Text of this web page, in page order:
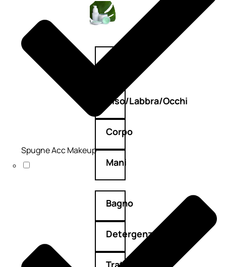
Viso/Labbra/Occhi
Corpo
Mani
Bagno
Detergenza
Spugne Acc Makeup